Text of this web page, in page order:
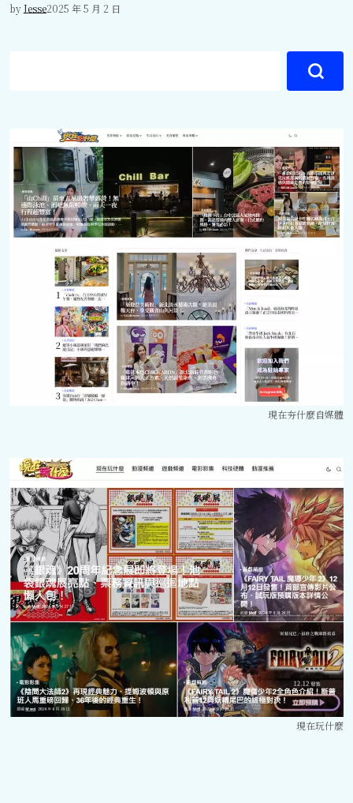
byJesse2025 年 5 月 2 日
現在夯什麼自媒體
現在玩什麼